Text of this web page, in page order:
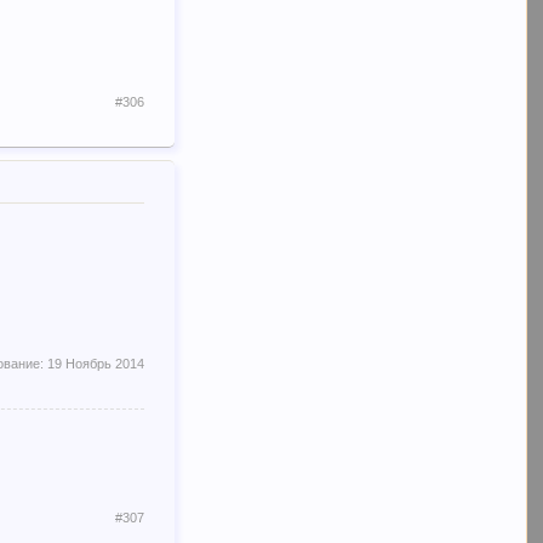
#306
19 Ноябрь 2014
#307